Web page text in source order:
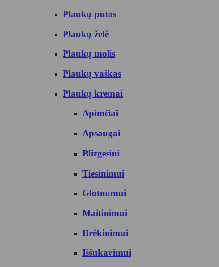
Plaukų putos
Plaukų želė
Plaukų molis
Plaukų vaškas
Plaukų kremai
Apimčiai
Apsaugai
Blizgesiui
Tiesinimui
Glotnumui
Maitinimui
Drėkinimui
Iššukavimui